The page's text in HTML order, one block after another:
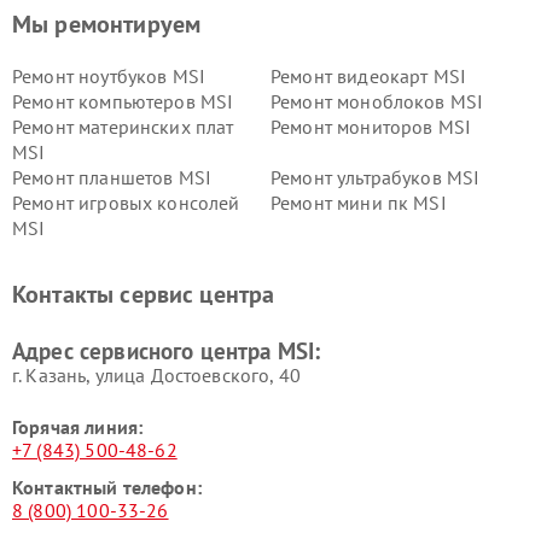
Мы ремонтируем
Ремонт ноутбуков MSI
Ремонт видеокарт MSI
Ремонт компьютеров MSI
Ремонт моноблоков MSI
Ремонт материнских плат
MSI
Ремонт мониторов MSI
Ремонт планшетов MSI
Ремонт ультрабуков MSI
Ремонт игровых консолей
MSI
Ремонт мини пк MSI
Контакты сервис центра
Адрес сервисного центра MSI:
г. Казань, улица Достоевского, 40
Горячая линия:
+7 (843) 500-48-62
Контактный телефон:
8 (800) 100-33-26